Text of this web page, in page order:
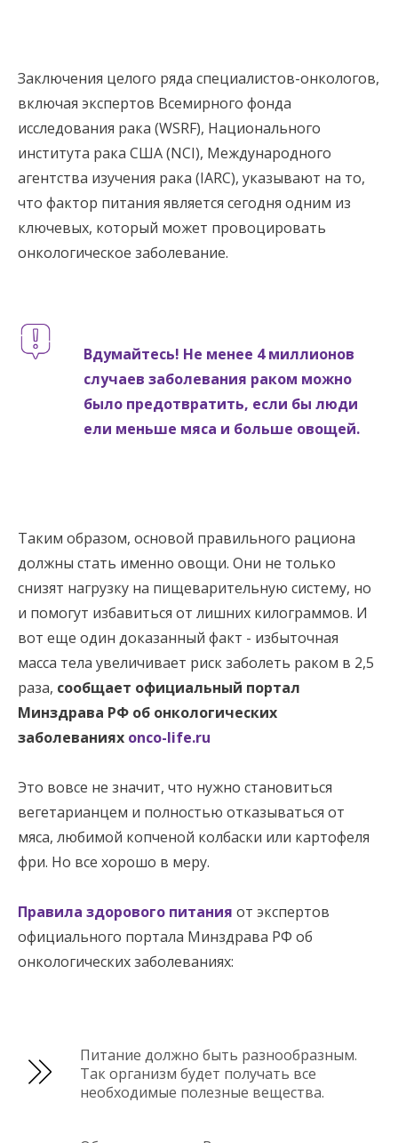
Заключения целого ряда специалистов-онкологов,
включая экспертов Всемирного фонда
исследования рака (WSRF), Национального
института рака США (NCI), Международного
агентства изучения рака (IARC), указывают на то,
что фактор питания является сегодня одним из
ключевых, который может провоцировать
онкологическое заболевание.
Вдумайтесь! Не менее 4 миллионов
случаев заболевания раком можно
было предотвратить, если бы люди
ели меньше мяса и больше овощей.
Таким образом, основой правильного рациона
должны стать именно овощи. Они не только
снизят нагрузку на пищеварительную систему, но
и помогут избавиться от лишних килограммов. И
вот еще один доказанный факт - избыточная
масса тела увеличивает риск заболеть раком в 2,5
раза, сообщает официальный портал
Минздрава РФ об онкологических
заболеваниях onco-life.ru
Это вовсе не значит, что нужно становиться
вегетарианцем и полностью отказываться от
мяса, любимой копченой колбаски или картофеля
фри. Но все хорошо в меру.
Правила здорового питания от экспертов
официального портала Минздрава РФ об
онкологических заболеваниях:
Питание должно быть разнообразным.
Так организм будет получать все
необходимые полезные вещества.